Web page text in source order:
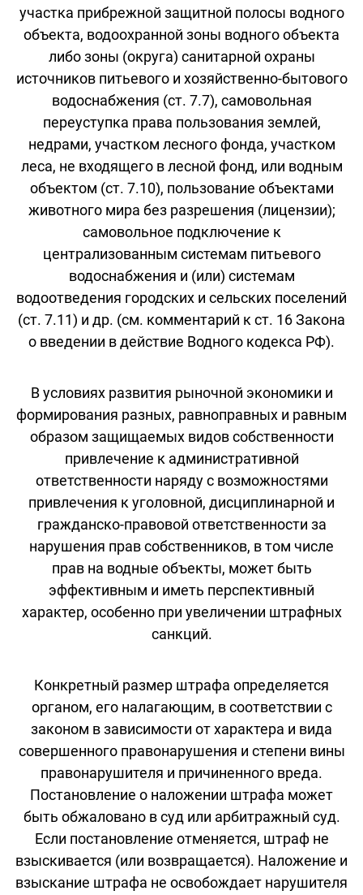
участка прибрежной защитной полосы водного
объекта, водоохранной зоны водного объекта
либо зоны (округа) санитарной охраны
источников питьевого и хозяйственно-бытового
водоснабжения (ст. 7.7), самовольная
переуступка права пользования землей,
недрами, участком лесного фонда, участком
леса, не входящего в лесной фонд, или водным
объектом (ст. 7.10), пользование объектами
животного мира без разрешения (лицензии);
самовольное подключение к
централизованным системам питьевого
водоснабжения и (или) системам
водоотведения городских и сельских поселений
(ст. 7.11) и др. (см. комментарий к ст. 16 Закона
о введении в действие Водного кодекса РФ).
В условиях развития рыночной экономики и
формирования разных, равноправных и равным
образом защищаемых видов собственности
привлечение к административной
ответственности наряду с возможностями
привлечения к уголовной, дисциплинарной и
гражданско-правовой ответственности за
нарушения прав собственников, в том числе
прав на водные объекты, может быть
эффективным и иметь перспективный
характер, особенно при увеличении штрафных
санкций.
Конкретный размер штрафа определяется
органом, его налагающим, в соответствии с
законом в зависимости от характера и вида
совершенного правонарушения и степени вины
правонарушителя и причиненного вреда.
Постановление о наложении штрафа может
быть обжаловано в суд или арбитражный суд.
Если постановление отменяется, штраф не
взыскивается (или возвращается). Наложение и
взыскание штрафа не освобождает нарушителя